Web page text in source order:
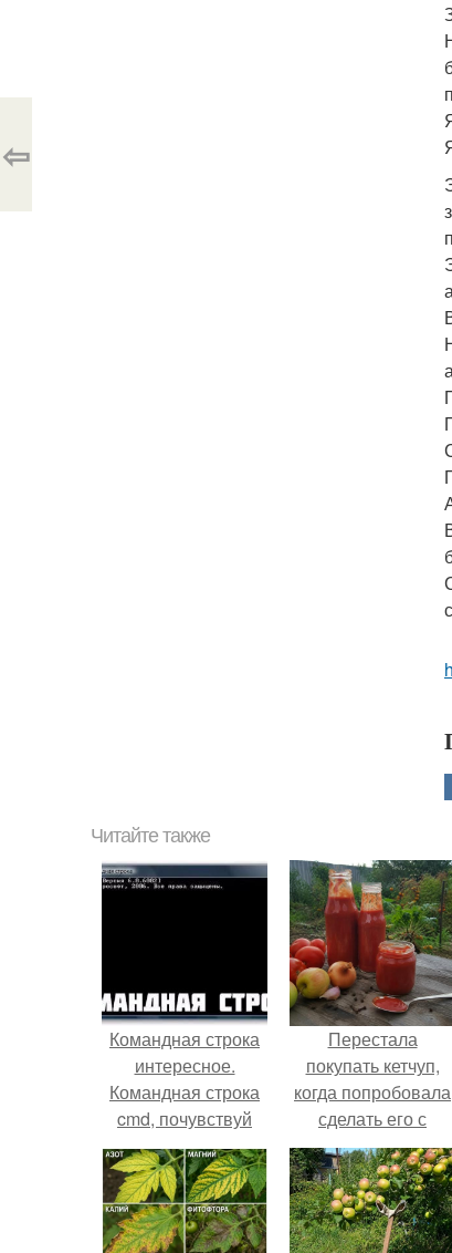
⇦
Читайте также
Командная строка
интересное.
Командная строка
cmd, почувствуй
себя хакером.
Перестала
покупать кетчуп,
когда попробовала
сделать его с
яблоками.